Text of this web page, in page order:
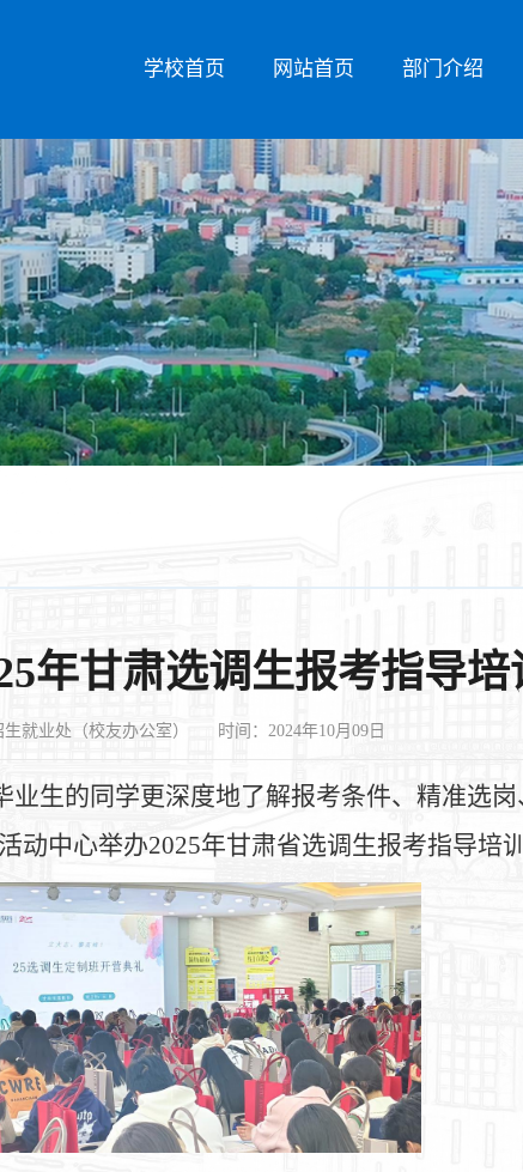
学校首页 网站首页 部门介绍
年甘肃选调生报考指导培
就业处（校友办公室） 时间：2024年10月09日
业生的同学更深度地了解报考条件、精准选
动中心举办2025年甘肃省选调生报考指导培训